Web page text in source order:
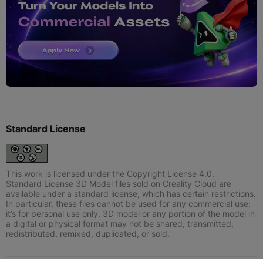
Standard License
This work is licensed under the Copyright License 4.0.
Standard License 3D Model files sold on Creality Cloud are
available under a standard license, which has certain restrictions.
In particular, these files cannot be used for any commercial use;
it’s for personal use only. 3D model or any portion of the model in
a digital or physical format may not be shared, transmitted,
redistributed, remixed, duplicated, or sold.